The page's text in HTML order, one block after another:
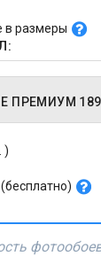
в размеры
ПРЕМИУМ
)